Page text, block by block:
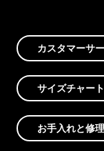
カスタマーサ
サイズチャー
お手入れと修理